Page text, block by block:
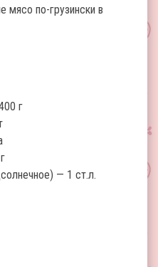
мясо по-грузински в
г
— 1 ст.л.